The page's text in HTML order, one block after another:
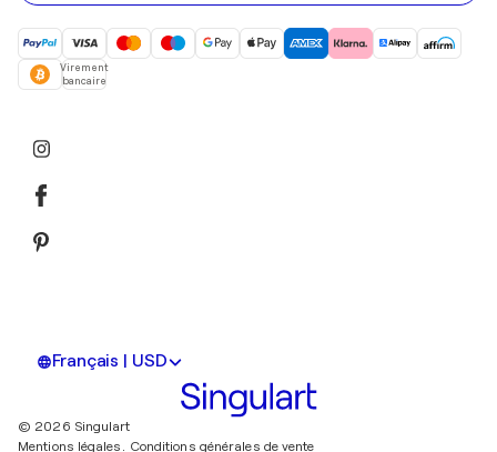
Virement
bancaire
Français | USD
© 2026 Singulart
Mentions légales. Conditions générales de vente